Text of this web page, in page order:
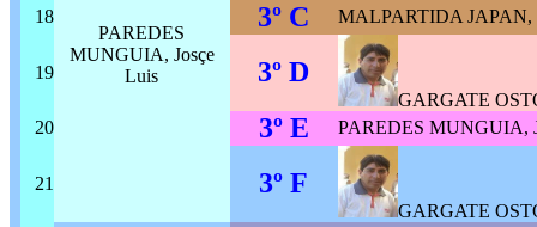
PAREDES
MUNGUIA, Josçe
Luis
18
3º C MALPARTIDA JAPAN,
19 3º D
GARGATE
20
3º E PAREDES MUNGUIA,
21 3º F
GARGATE